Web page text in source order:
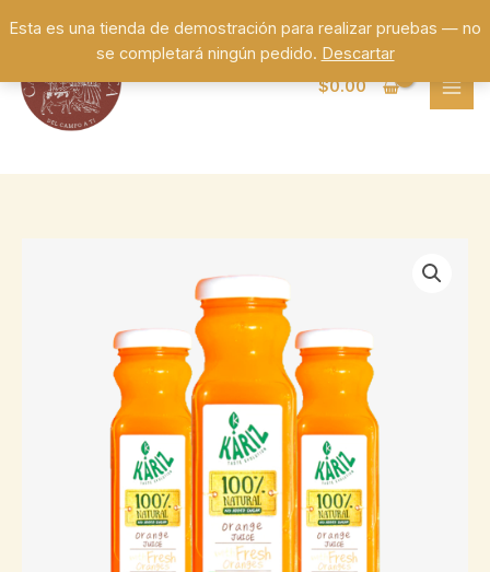
Esta es una tienda de demostración para realizar pruebas — no
se completará ningún pedido. Descartar
al
$0.00